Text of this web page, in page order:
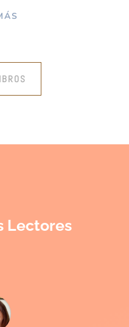
Lectores